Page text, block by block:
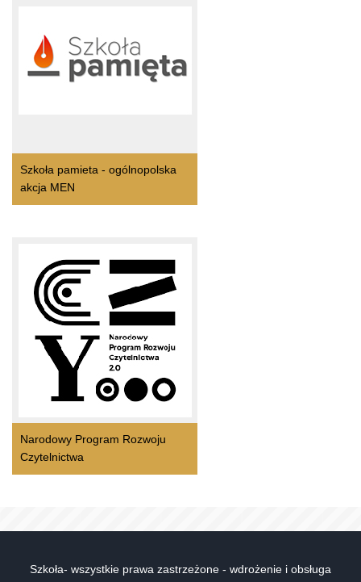
Szkoła pamieta - ogólnopolska
akcja MEN
Narodowy Program Rozwoju
Czytelnictwa
Szkoła- wszystkie prawa zastrzeżone - wdrożenie i obsługa